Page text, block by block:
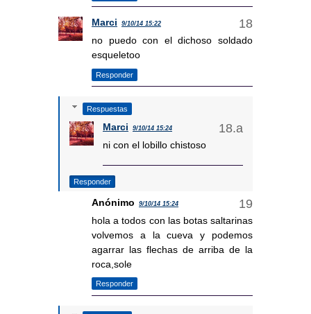
Marci 9/10/14 15:22
no puedo con el dichoso soldado
esqueletoo
Responder
Respuestas
Marci 9/10/14 15:24
ni con el lobillo chistoso
Responder
Anónimo 9/10/14 15:24
hola a todos con las botas saltarinas
volvemos a la cueva y podemos
agarrar las flechas de arriba de la
roca,sole
Responder